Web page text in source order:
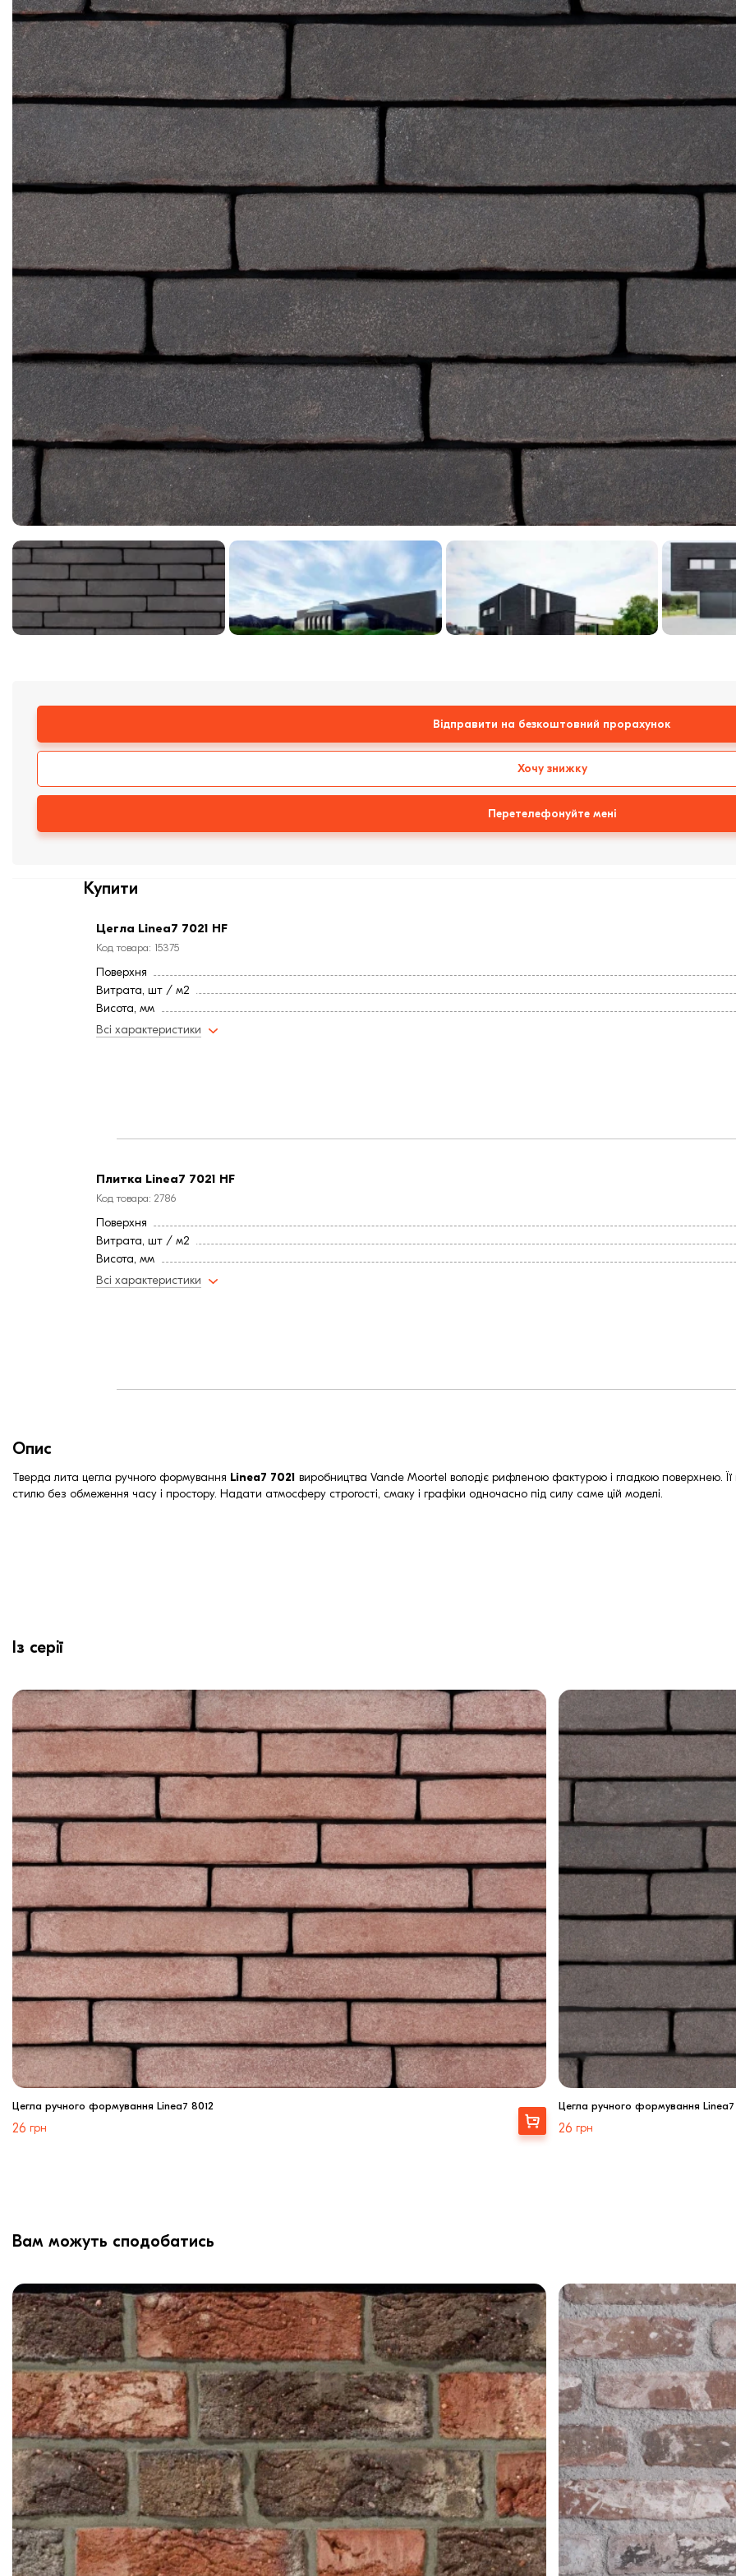
Рядова цегла
Клінкерная плитка
Сходи та ганок
Будівельні суміші
Відправити на безкоштовний прорахунок
Хочу знижку
Перетелефонуйте мені
Купити
Цегла Linea7 7021 HF
Код товара: 15375
Поверхня
Витрата, шт / м2
Висота, мм
Довжина, мм
Фактура
Всі характеристики
Плитка Linea7 7021 HF
Код товара: 2786
Поверхня
Витрата, шт / м2
Висота, мм
Довжина, мм
Фактура
Всі характеристики
Опис
Тверда лита цегла ручного формування Linea7 7021 виробництва Vande Moortel володіє рифленою фактурою і гладкою поверхнею. Її
стилю без обмеження часу і простору. Надати атмосферу строгості, смаку і графіки одночасно під силу саме цій моделі.
Із серії
Цегла ручного формування Linea7 8012
26 грн
Вибрати
Цегла ручного формування Linea7
26 грн
Вам можуть сподобатись